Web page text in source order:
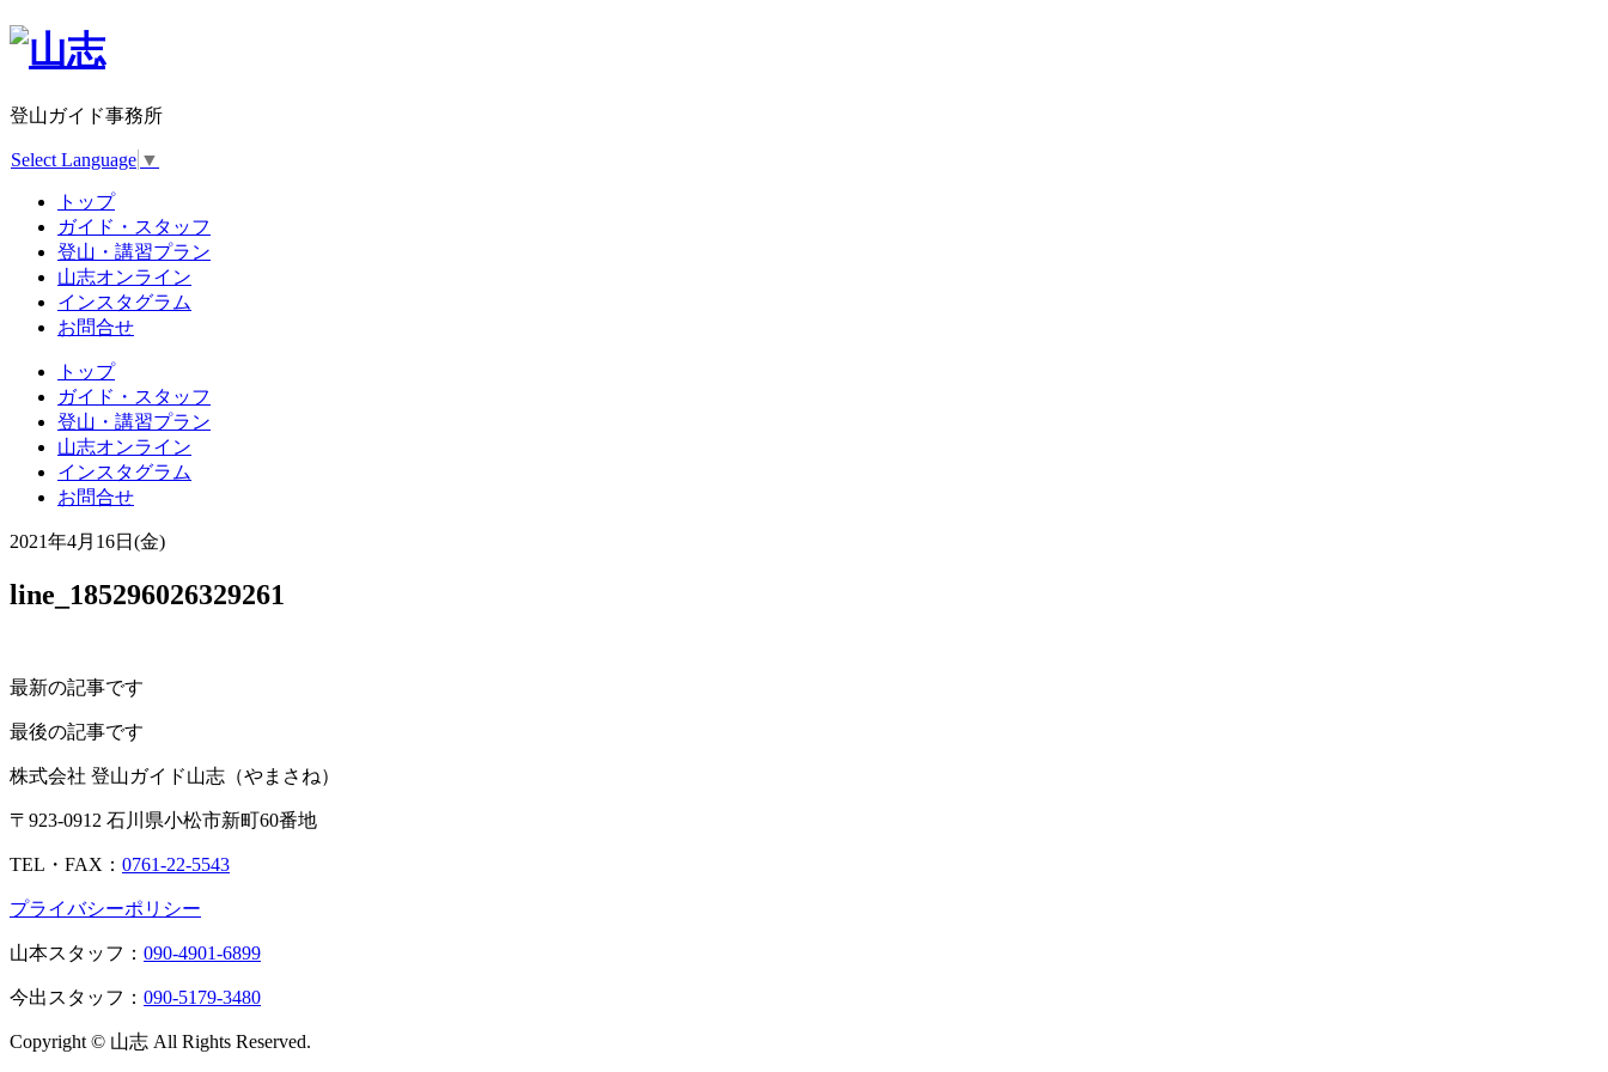
登山ガイド事務所
Select Language ▼
トップ
ガイド・スタッフ
登山・講習プラン
山志オンライン
インスタグラム
お問合せ
トップ
ガイド・スタッフ
登山・講習プラン
山志オンライン
インスタグラム
お問合せ
2021年4月16日(金)
line_185296026329261
最新の記事です
最後の記事です
株式会社 登山ガイド山志（やまさね）
〒923-0912 石川県小松市新町60番地
TEL・FAX： 0761-22-5543
プライバシーポリシー
山本スタッフ： 090-4901-6899
今出スタッフ： 090-5179-3480
Copyright © 山志 All Rights Reserved.